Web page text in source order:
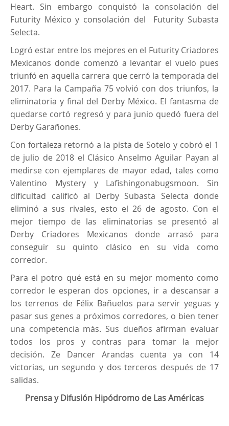
Heart. Sin embargo conquistó la consolación del
Futurity México y consolación del Futurity Subasta
Selecta.
Logró estar entre los mejores en el Futurity Criadores
Mexicanos donde comenzó a levantar el vuelo pues
triunfó en aquella carrera que cerró la temporada del
2017. Para la Campaña 75 volvió con dos triunfos, la
eliminatoria y final del Derby México. El fantasma de
quedarse cortó regresó y para junio quedó fuera del
Derby Garañones.
Con fortaleza retornó a la pista de Sotelo y cobró el 1
de julio de 2018 el Clásico Anselmo Aguilar Payan al
medirse con ejemplares de mayor edad, tales como
Valentino Mystery y Lafishingonabugsmoon. Sin
dificultad calificó al Derby Subasta Selecta donde
eliminó a sus rivales, esto el 26 de agosto. Con el
mejor tiempo de las eliminatorias se presentó al
Derby Criadores Mexicanos donde arrasó para
conseguir su quinto clásico en su vida como
corredor.
Para el potro qué está en su mejor momento como
corredor le esperan dos opciones, ir a descansar a
los terrenos de Félix Bañuelos para servir yeguas y
pasar sus genes a próximos corredores, o bien tener
una competencia más. Sus dueños afirman evaluar
todos los pros y contras para tomar la mejor
decisión. Ze Dancer Arandas cuenta ya con 14
victorias, un segundo y dos terceros después de 17
salidas.
Prensa y Difusión Hipódromo de Las Américas